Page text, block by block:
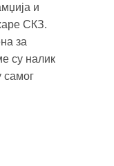
и
СКЗ.
за
су налик
самог